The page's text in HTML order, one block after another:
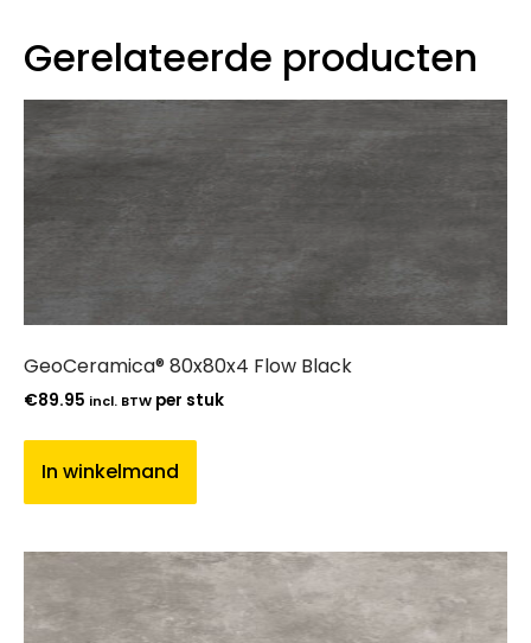
Gerelateerde producten
GeoCeramica® 80x80x4 Flow Black
€89.95 incl. BTW per stuk
In winkelmand